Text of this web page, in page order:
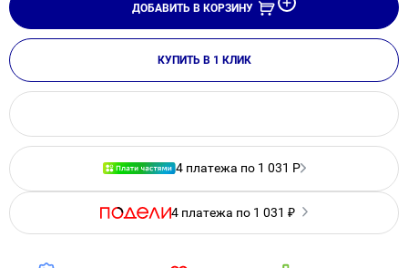
ДОБАВИТЬ В КОРЗИНУ
КУПИТЬ В 1 КЛИК
4 платежа по 1 031 ₽
4 платежа по 1 031 Р